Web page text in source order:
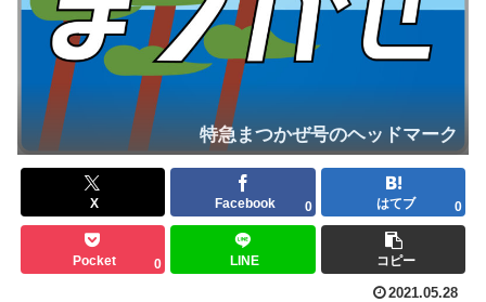
特急まつかぜ号のヘッドマーク
X Facebook 0 はてブ 0
Pocket 0 LINE コピー
2021.05.28